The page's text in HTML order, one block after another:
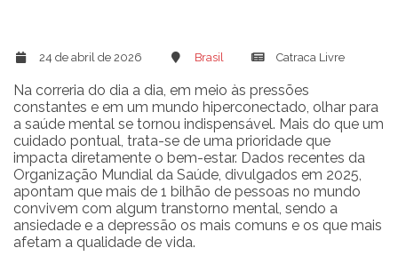
24 de abril de 2026 Brasil Catraca Livre
Na correria do dia a dia, em meio às pressões
constantes e em um mundo hiperconectado, olhar para
a saúde mental se tornou indispensável. Mais do que um
cuidado pontual, trata-se de uma prioridade que
impacta diretamente o bem-estar. Dados recentes da
Organização Mundial da Saúde, divulgados em 2025,
apontam que mais de 1 bilhão de pessoas no mundo
convivem com algum transtorno mental, sendo a
ansiedade e a depressão os mais comuns e os que mais
afetam a qualidade de vida.